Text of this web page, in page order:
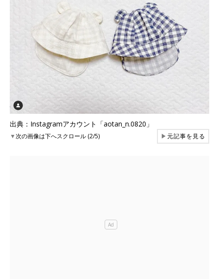
出典：Instagramアカウント「aotan_n.0820」
▼次の画像は下へスクロール (2/5) ▶元記事を見る